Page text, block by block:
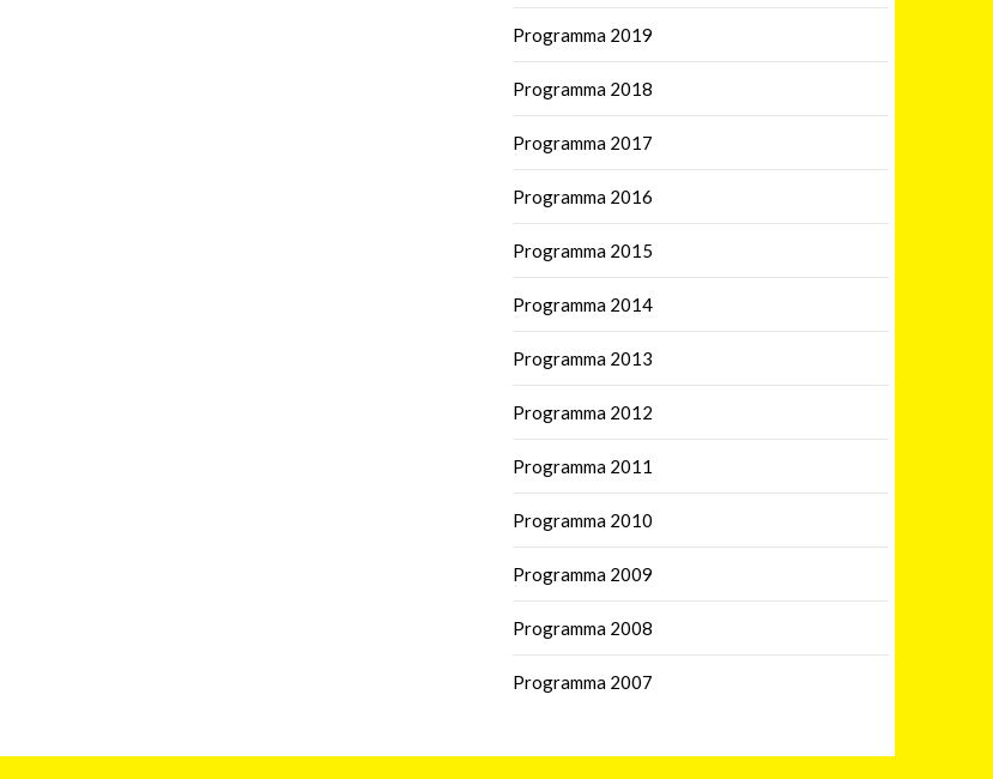
Programma 2019
Programma 2018
Programma 2017
Programma 2016
Programma 2015
Programma 2014
Programma 2013
Programma 2012
Programma 2011
Programma 2010
Programma 2009
Programma 2008
Programma 2007